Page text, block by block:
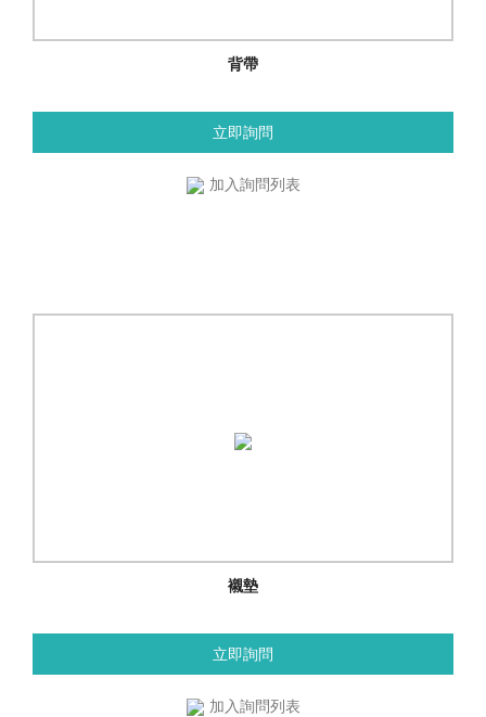
背帶
立即詢問
加入詢問列表
襯墊
立即詢問
加入詢問列表